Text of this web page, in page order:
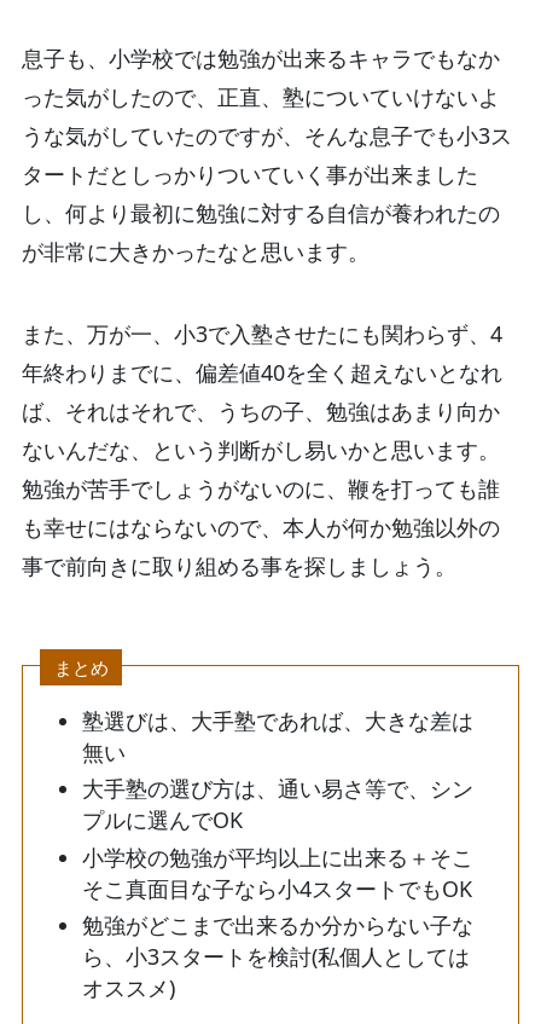
息子も、小学校では勉強が出来るキャラでもなか
った気がしたので、正直、塾についていけないよ
うな気がしていたのですが、そんな息子でも小3ス
タートだとしっかりついていく事が出来ました
し、何より最初に勉強に対する自信が養われたの
が非常に大きかったなと思います。
また、万が一、小3で入塾させたにも関わらず、4
年終わりまでに、偏差値40を全く超えないとなれ
ば、それはそれで、うちの子、勉強はあまり向か
ないんだな、という判断がし易いかと思います。
勉強が苦手でしょうがないのに、鞭を打っても誰
も幸せにはならないので、本人が何か勉強以外の
事で前向きに取り組める事を探しましょう。
まとめ
塾選びは、大手塾であれば、大きな差は
無い
大手塾の選び方は、通い易さ等で、シン
プルに選んでOK
小学校の勉強が平均以上に出来る＋そこ
そこ真面目な子なら小4スタートでもOK
勉強がどこまで出来るか分からない子な
ら、小3スタートを検討(私個人としては
オススメ)